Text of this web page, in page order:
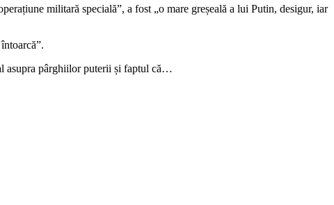
militară specială”, a fost „o mare greșeală a lui Putin, desigur, iar
asupra pârghiilor puterii și faptul că…